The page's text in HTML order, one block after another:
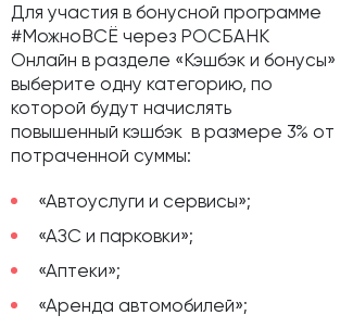
Для участия в бонусной программе
#МожноВСЁ через РОСБАНК
Онлайн в разделе «Кэшбэк и бонусы»
выберите одну категорию, по
которой будут начислять
повышенный кэшбэк в размере 3% от
потраченной суммы:
«Автоуслуги и сервисы»;
«АЗС и парковки»;
«Аптеки»;
«Аренда автомобилей»;